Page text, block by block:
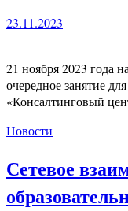
23.11.2023
21 ноября 2023 года
очередное занятие
«Консалтинговый
Новости
Сетевое